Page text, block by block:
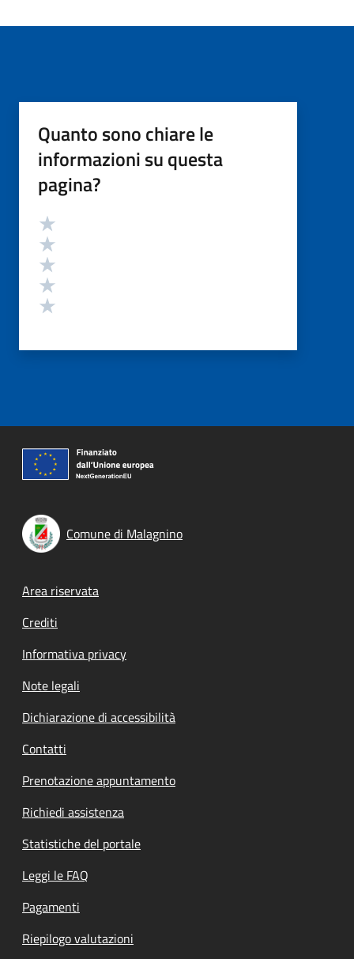
Quanto sono chiare le
informazioni su questa
pagina?
Valutazione
Comune di Malagnino
Footer menu
Area riservata
Crediti
Informativa privacy
Note legali
Dichiarazione di accessibilità
Contatti
Prenotazione appuntamento
Richiedi assistenza
Statistiche del portale
Leggi le FAQ
Pagamenti
Riepilogo valutazioni